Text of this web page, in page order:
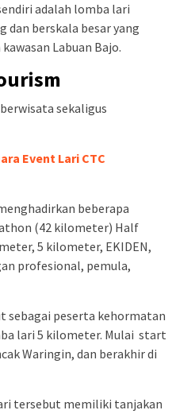
adalah lomba lari
dan berskala besar yang
Labuan Bajo.
sekaligus
Event Lari CTC
beberapa
(42 kilometer) Half
5 kilometer, EKIDEN,
profesional, pemula,
sebagai peserta kehormatan
lari 5 kilometer. Mulai start
Waringin, dan berakhir di
tersebut memiliki tanjakan